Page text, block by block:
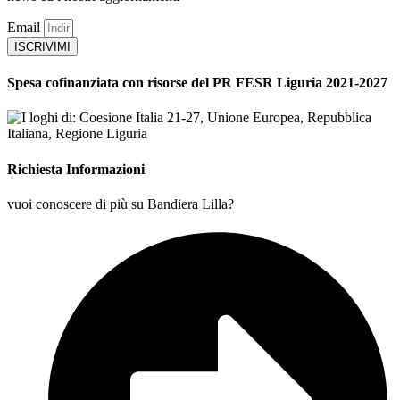
Email
ISCRIVIMI
Spesa cofinanziata con risorse del PR FESR Liguria 2021-2027
Richiesta Informazioni
vuoi conoscere di più su Bandiera Lilla?